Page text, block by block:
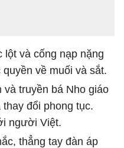
lột và cống nạp nặng
về muối và sắt.
truyền bá Nho giáo
đổi phong tục.
người Việt.
thẳng tay đàn áp